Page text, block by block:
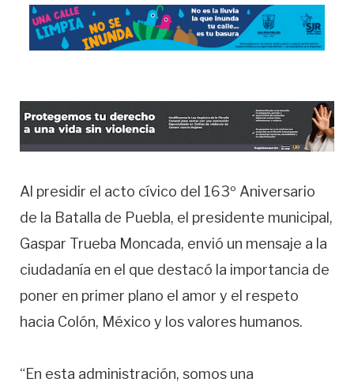
Al presidir el acto cívico del 163º Aniversario
de la Batalla de Puebla, el presidente municipal,
Gaspar Trueba Moncada, envió un mensaje a la
ciudadanía en el que destacó la importancia de
poner en primer plano el amor y el respeto
hacia Colón, México y los valores humanos.
“En esta administración, somos una